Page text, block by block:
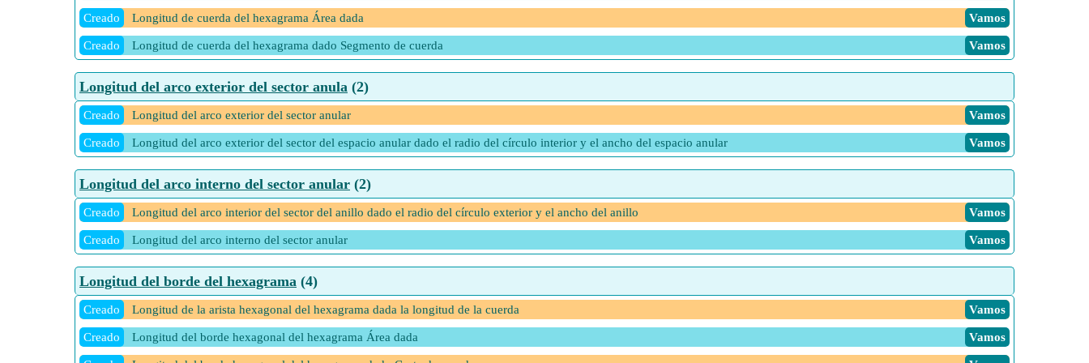
Creado Longitud de cuerda del hexagrama Área dada Vamos
Creado Longitud de cuerda del hexagrama dado Segmento de cuerda Vamos
Longitud del arco exterior del sector anula (2)
Creado Longitud del arco exterior del sector anular Vamos
Creado Longitud del arco exterior del sector del espacio anular dado el radio del círculo interior y el ancho del espacio anular Vamos
Longitud del arco interno del sector anular (2)
Creado Longitud del arco interior del sector del anillo dado el radio del círculo exterior y el ancho del anillo Vamos
Creado Longitud del arco interno del sector anular Vamos
Longitud del borde del hexagrama (4)
Creado Longitud de la arista hexagonal del hexagrama dada la longitud de la cuerda Vamos
Creado Longitud del borde hexagonal del hexagrama Área dada Vamos